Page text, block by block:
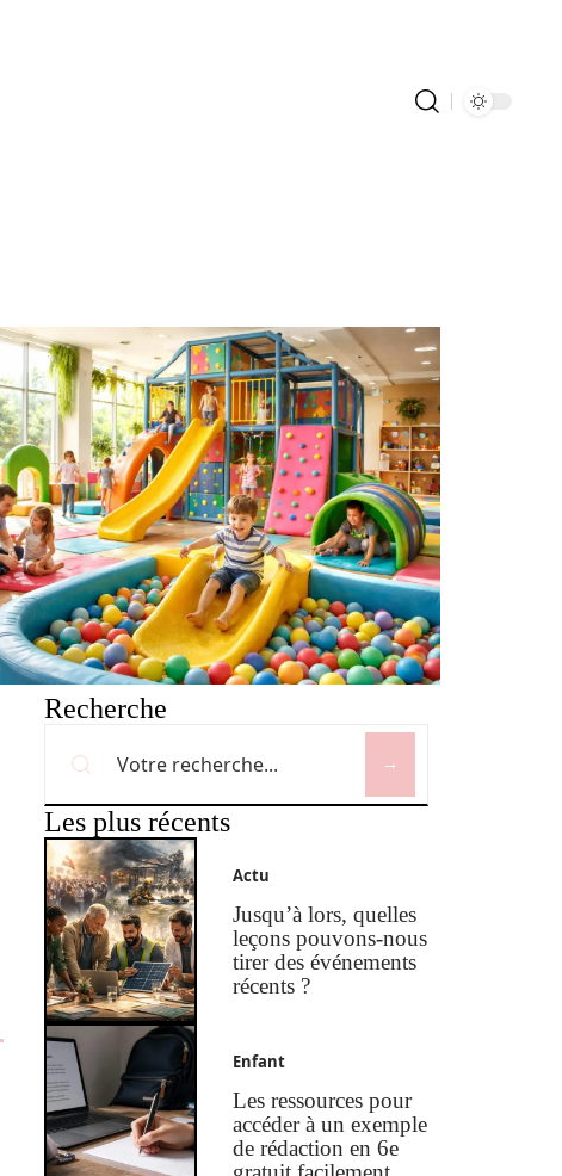
Recherche
Les plus récents
Actu
Jusqu’à lors, quelles
leçons pouvons-nous
tirer des événements
récents ?
Enfant
Les ressources pour
accéder à un exemple
de rédaction en 6e